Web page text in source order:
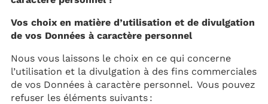
Vos choix en matière d’utilisation et de divulgation
de vos Données à caractère personnel
Nous vous laissons le choix en ce qui concerne
l’utilisation et la divulgation à des fins commerciales
de vos Données à caractère personnel. Vous pouvez
refuser les éléments suivants :